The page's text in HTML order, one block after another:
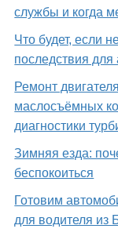
службы и когда
Что будет, если
последствия для
Ремонт
маслосъёмных
диагностики
Зимняя езда:
беспокоиться
Готовим
для водителя из